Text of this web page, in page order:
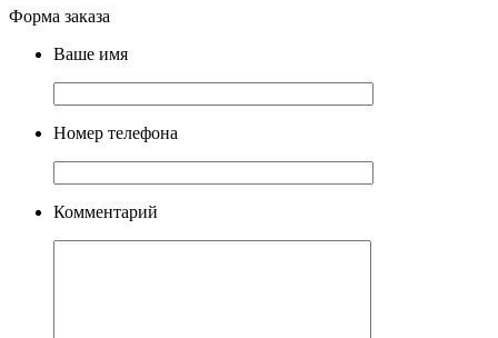
Форма заказа
Ваше имя
Номер телефона
Комментарий